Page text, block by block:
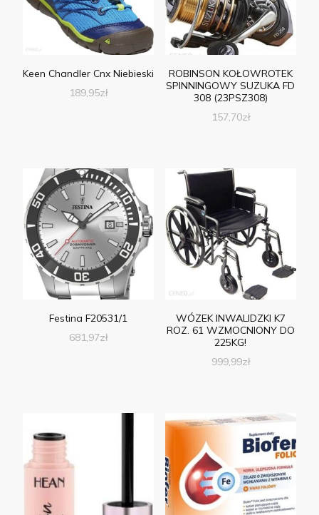
Keen Chandler Cnx Niebieski
189,95zł
ROBINSON KOŁOWROTEK
SPINNINGOWY SUZUKA FD
308 (23PSZ308)
157,70zł
Festina F20531/1
681,97zł
WÓZEK INWALIDZKI K7
ROZ. 61 WZMOCNIONY DO
225KG!
999,99zł